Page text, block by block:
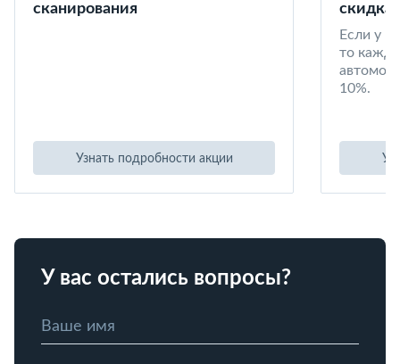
сканирования
Узнать подробности акции
скидка
Если у
то
10%.
У вас остались вопросы?